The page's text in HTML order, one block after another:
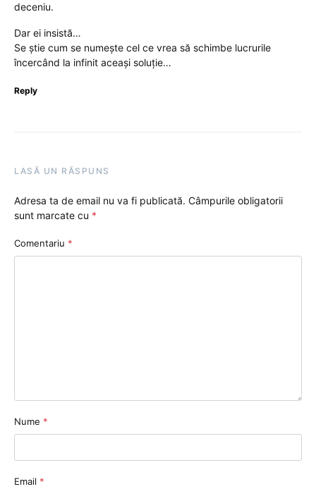
deceniu.
Dar ei insistă…
Se știe cum se numește cel ce vrea să schimbe lucrurile
încercând la infinit aceași soluție…
Reply
LASĂ UN RĂSPUNS
Adresa ta de email nu va fi publicată. Câmpurile obligatorii
sunt marcate cu *
Comentariu *
Nume *
Email *